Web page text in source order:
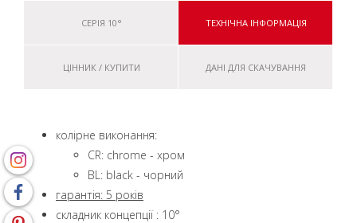
СЕРІЯ 10° ТЕХНІЧНА ІНФОРМАЦІЯ
ЦІННИК / КУПИТИ ДАНІ ДЛЯ СКАЧУВАННЯ
колірне виконання:
CR: chrome - хром
BL: black - чорний
гарантія: 5 років
складник концепції : 10°